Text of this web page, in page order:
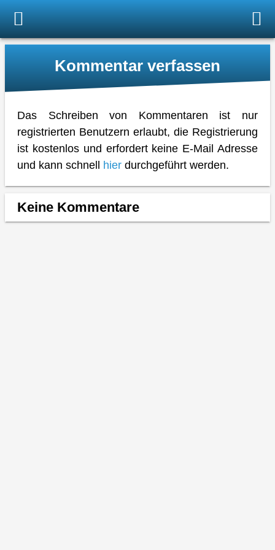
Kommentar verfassen
Das Schreiben von Kommentaren ist nur
registrierten Benutzern erlaubt, die Registrierung
ist kostenlos und erfordert keine E-Mail Adresse
und kann schnell hier durchgeführt werden.
Keine Kommentare